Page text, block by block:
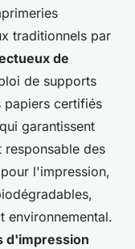
traditionnels par
de
de supports
papiers certifiés
garantissent
responsable des
l'impression,
environnemental.
d'impression